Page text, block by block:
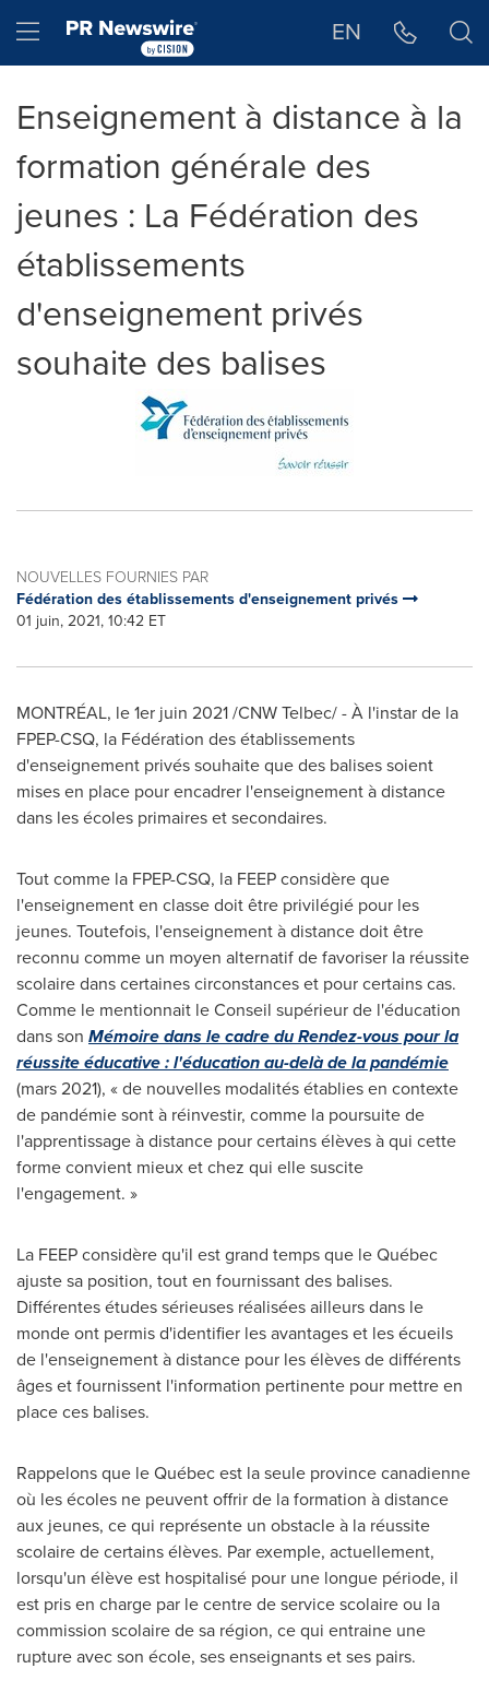
Hamburger menu EN
Enseignement à distance à la
formation générale des
jeunes : La Fédération des
établissements
d'enseignement privés
souhaite des balises
NOUVELLES FOURNIES PAR
Fédération des établissements d'enseignement privés
01 juin, 2021, 10:42 ET
MONTRÉAL, le 1er juin 2021 /CNW Telbec/ - À l'instar de la
FPEP-CSQ, la Fédération des établissements
d'enseignement privés souhaite que des balises soient
mises en place pour encadrer l'enseignement à distance
dans les écoles primaires et secondaires.
Tout comme la FPEP-CSQ, la FEEP considère que
l'enseignement en classe doit être privilégié pour les
jeunes. Toutefois, l'enseignement à distance doit être
reconnu comme un moyen alternatif de favoriser la réussite
scolaire dans certaines circonstances et pour certains cas.
Comme le mentionnait le Conseil supérieur de l'éducation
dans son Mémoire dans le cadre du Rendez-vous pour la
réussite éducative : l'éducation au-delà de la pandémie
(mars 2021), « de nouvelles modalités établies en contexte
de pandémie sont à réinvestir, comme la poursuite de
l'apprentissage à distance pour certains élèves à qui cette
forme convient mieux et chez qui elle suscite
l'engagement. »
La FEEP considère qu'il est grand temps que le Québec
ajuste sa position, tout en fournissant des balises.
Différentes études sérieuses réalisées ailleurs dans le
monde ont permis d'identifier les avantages et les écueils
de l'enseignement à distance pour les élèves de différents
âges et fournissent l'information pertinente pour mettre en
place ces balises.
Rappelons que le Québec est la seule province canadienne
où les écoles ne peuvent offrir de la formation à distance
aux jeunes, ce qui représente un obstacle à la réussite
scolaire de certains élèves. Par exemple, actuellement,
lorsqu'un élève est hospitalisé pour une longue période, il
est pris en charge par le centre de service scolaire ou la
commission scolaire de sa région, ce qui entraine une
rupture avec son école, ses enseignants et ses pairs.